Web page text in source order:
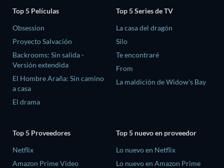
Top 5 Películas
Obsession
Proyecto Salvación
Backrooms: Sin salida -
Versión extendida
El Hombre Araña: Sin camino
a casa
El drama
Top 5 Series de TV
La casa del dragón
Silo
Te encontraré
From
La maldición de Widow's Bay
Top 5 Proveedores
Netflix
Amazon Prime Video
Top 5 nuevo en proveedor
Lo nuevo en Netflix
Lo nuevo en Amazon Prime